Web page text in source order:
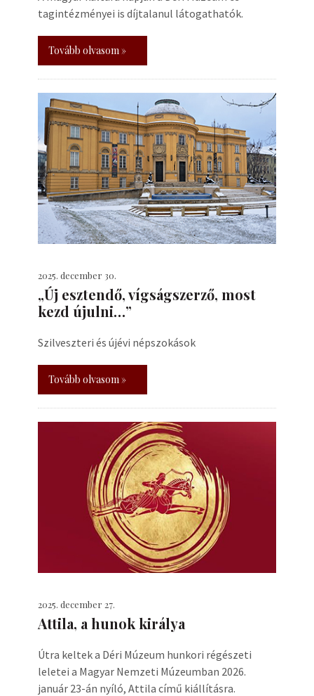
tagintézményei is díjtalanul látogathatók.
Tovább olvasom »
2025. december 30.
„Új esztendő, vígságszerző, most
kezd újulni…”
Szilveszteri és újévi népszokások
Tovább olvasom »
2025. december 27.
Attila, a hunok királya
Útra keltek a Déri Múzeum hunkori régészeti
leletei a Magyar Nemzeti Múzeumban 2026.
január 23-án nyíló, Attila című kiállításra.